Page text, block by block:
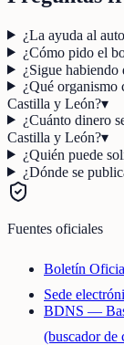
¿La ayuda al
¿Cómo pido el
¿Sigue habiendo
¿Qué organismo
Castilla y León?▾
¿Cuánto dinero
Castilla y León?▾
¿Quién puede
¿Dónde se
Fuentes oficiales
Boletín
Sede
BDNS —
(buscador de